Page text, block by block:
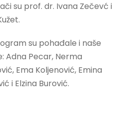
su prof. dr. Ivana Zečevć i
su pohađale i naše
Adna Pecar, Nerma
Ema Koljenović, Emina
i Elzina Burović.